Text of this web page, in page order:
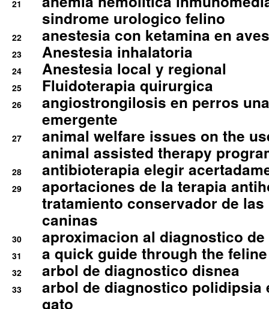
21
sindrome urologico felino
22 anestesia con ketamina en
23 Anestesia inhalatoria
24 Anestesia local y regional
25 Fluidoterapia quirurgica
26
angiostrongilosis en perros
emergente
27
animal welfare issues on the
animal assisted therapy
28 antibioterapia elegir
29
aportaciones de la terapia
tratamiento conservador de
caninas
30 aproximacion al diagnostico
31 a quick guide through the
32 arbol de diagnostico disnea
33
arbol de diagnostico polidipsia
gato